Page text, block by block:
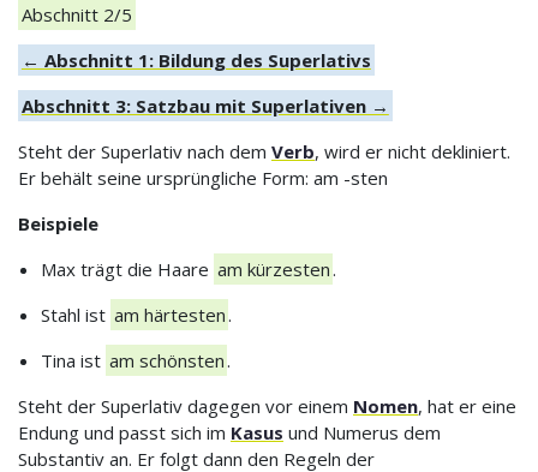
Abschnitt 2/5
← Abschnitt 1: Bildung des Superlativs
Abschnitt 3: Satzbau mit Superlativen →
Steht der Superlativ nach dem Verb, wird er nicht dekliniert.
Er behält seine ursprüngliche Form: am -sten
Beispiele
Max trägt die Haare am kürzesten .
Stahl ist am härtesten .
Tina ist am schönsten .
Steht der Superlativ dagegen vor einem Nomen, hat er eine
Endung und passt sich im Kasus und Numerus dem
Substantiv an. Er folgt dann den Regeln der